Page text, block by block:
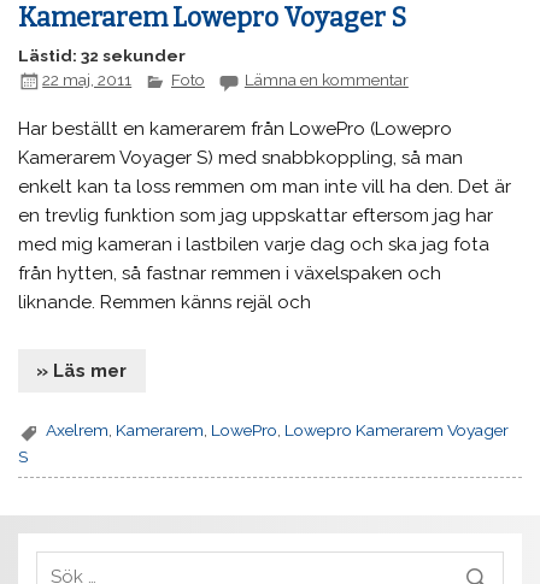
Kamerarem Lowepro Voyager S
Lästid: 32 sekunder
22 maj, 2011
Foto Lämna en kommentar
Har beställt en kamerarem från LowePro (Lowepro
Kamerarem Voyager S) med snabbkoppling, så man
enkelt kan ta loss remmen om man inte vill ha den. Det är
en trevlig funktion som jag uppskattar eftersom jag har
med mig kameran i lastbilen varje dag och ska jag fota
från hytten, så fastnar remmen i växelspaken och
liknande. Remmen känns rejäl och
» Läs mer
Axelrem Kamerarem LowePro Lowepro Kamerarem Voyager
S